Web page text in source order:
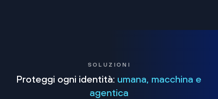
SOLUZIONI
Proteggi ogni identità: umana, macchina e
agentica